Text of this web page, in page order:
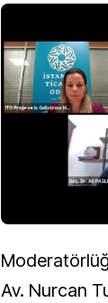
Av. Nurcan